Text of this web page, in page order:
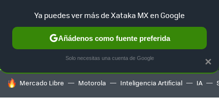
SELECCIÓN GAMING HOME AUTO TERRITORIO
HOY SE HABLA DE
Mercado Libre Motorola Inteligencia Artificial IA
×
Ya puedes ver más de Xataka MX en Google
Añádenos como fuente preferida
Solo necesitas una cuenta de Google